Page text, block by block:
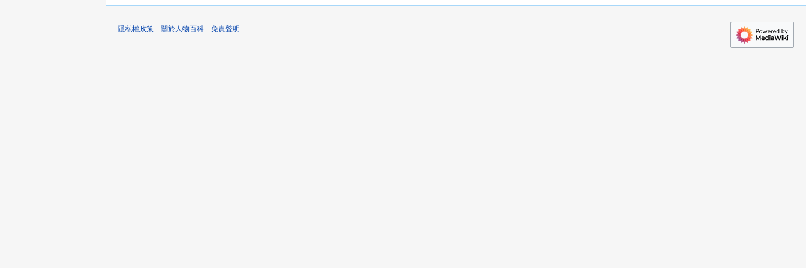
隱私權政策 關於人物百科 免責聲明